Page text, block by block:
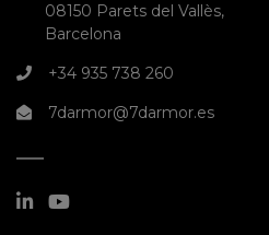
08150 Parets del Vallès,
Barcelona
+34 935 738 260
7darmor@7darmor.es